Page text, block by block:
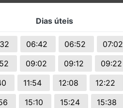
Dias úteis
06:42 06:52 07:02
09:02 09:12 09:22
11:54 12:08 12:22
15:10 15:24 15:38